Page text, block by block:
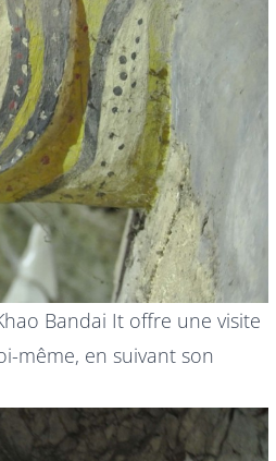
Bandai It offre une visite
même, en suivant son